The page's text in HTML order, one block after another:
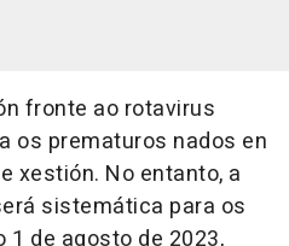
fronte ao rotavirus
os prematuros nados en
xestión. No entanto, a
sistemática para os